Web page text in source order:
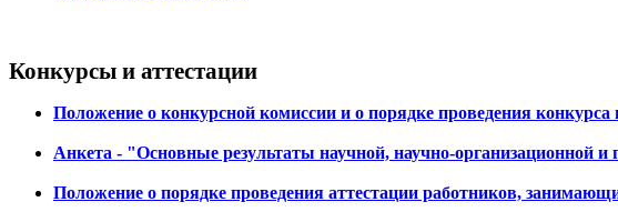
Конкурсы и аттестации
Положение о конкурсной комиссии и о порядке проведения
Анкета - "Основные результаты научной, научно-организационной и
Положение о порядке проведения аттестации работников,